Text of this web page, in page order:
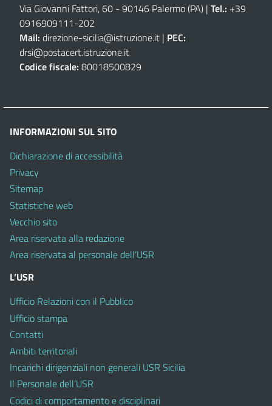
Via Giovanni Fattori, 60 - 90146 Palermo (PA) | Tel.: +39
0916909111-202
Mail: direzione-sicilia@istruzione.it | PEC:
drsi@postacert.istruzione.it
Codice fiscale: 80018500829
INFORMAZIONI SUL SITO
Dichiarazione di accessibilità
Privacy
Sitemap
Statistiche web
Vecchio sito
Area riservata alla redazione
Area riservata al personale dell’USR
L’USR
Ufficio Relazioni con il Pubblico
Ufficio stampa
Contatti
Ambiti territoriali
Incarichi dirigenziali non generali USR Sicilia
Il Personale dell’USR
Codici di comportamento e disciplinari